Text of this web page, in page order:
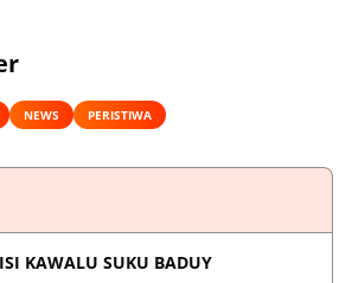
NEWS PERISTIWA
KAWALU SUKU BADUY